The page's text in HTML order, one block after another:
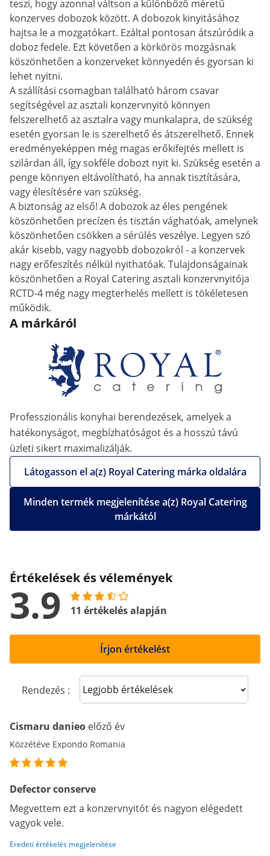
teszi, hogy azonnal váltson a különböző méretű
konzerves dobozok között. A dobozok kinyitásához
hajtsa le a mozgatókart. Ezáltal pontosan átszúródik a
doboz fedele. Ezt követően a körkörös mozgásnak
köszönhetően a konzerveket könnyedén és gyorsan ki
lehet nyitni.
A szállítási csomagban található három csavar
segítségével az asztali konzervnyitó könnyen
felszerelhető az asztalra vagy munkalapra, de szükség
esetén gyorsan le is szerelhető és átszerelhető. Ennek
eredményeképpen még magas erőkifejtés mellett is
szilárdan áll, így sokféle dobozt nyit ki. Szükség esetén a
penge könnyen eltávolítható, ha annak tisztítására,
vagy élesítésére van szükség.
A biztonság az első! A dobozok az éles pengének
köszönhetően precízen és tisztán vághatóak, amelynek
köszönhetően csökken a sérülés veszélye. Legyen szó
akár kisebb, vagy nagyobb dobozokról - a konzervek
nagy erőfeszítés nélkül nyithatóak. Tulajdonságainak
köszönhetően a Royal Catering asztali konzervnyitója
RCTD-4 még nagy megterhelés mellett is tökéletesen
működik.
A márkáról
Professzionális konyhai berendezések, amelyek a
hatékonyságot, megbízhatóságot és a hosszú távú
üzleti sikert maximalizálják.
Látogasson el a(z) Royal Catering márka oldalára
Minden termék megjelenítése a(z) Royal Catering
márkától
Értékelések és vélemények
3.9 11 értékelés alapján
Írjon értékelést
Rendezés : Sort reviews
Cismaru danieo előző év
Közzétéve Expondo Romania
Defector conserve
Megvettem ezt a konzervnyitót és nagyon elégedett
vagyok vele.
Eredeti értékelés megjelenítése